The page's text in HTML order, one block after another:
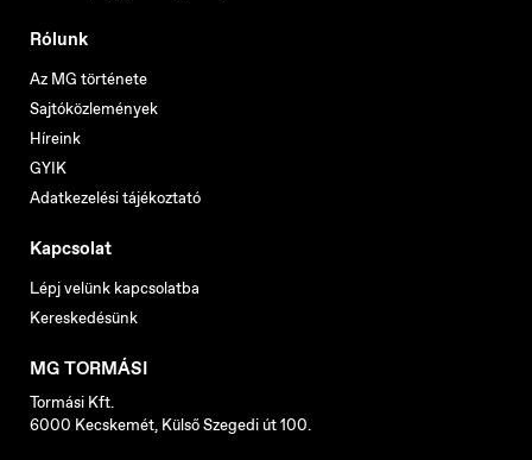
Rólunk
Az MG története
Sajtóközlemények
Híreink
GYIK
Adatkezelési tájékoztató
Kapcsolat
Lépj velünk kapcsolatba
Kereskedésünk
MG TORMÁSI
Tormási Kft.
6000 Kecskemét, Külső Szegedi út 100.